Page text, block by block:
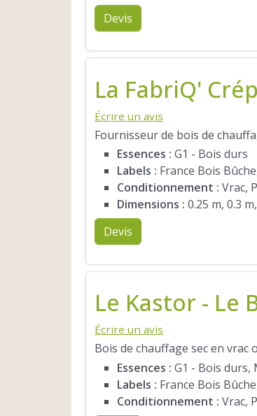
Devis
La FabriQ'
Écrire un avis
Fournisseur de bois de
Essences : G1 - Bois durs
Labels : France Bois
Conditionnement : Vrac,
Dimensions : 0.25 m, 0.3
Devis
Le Kastor - Le
Écrire un avis
Bois de chauffage sec en vrac
Essences : G1 - Bois durs,
Labels : France Bois
Conditionnement : Vrac,